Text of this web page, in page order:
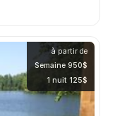
à partir de
Semaine 950$
1 nuit 125$